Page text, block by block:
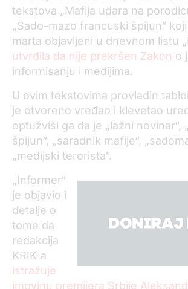
tekstova „Mafija udara na
„Sado-mazo francuski špijun“
marta objavljeni u dnevnom listu
utvrdila da nije prekršen Zakon o
informisanju i medijima.
U ovim tekstovima provladin
je otvoreno vređao i klevetao
optužviši ga da je „lažni novinar“,
špijun“, „saradnik mafije“,
„medijski terorista“.
„Informer“
je objavio i
detalje o
tome da
redakcija
KRIK-a
istražuje
imovinu premijera Srbije